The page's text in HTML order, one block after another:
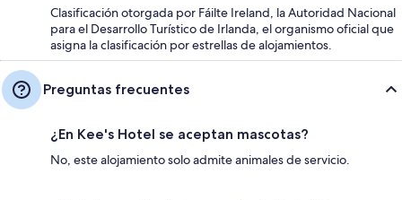
Clasificación otorgada por Fáilte Ireland, la Autoridad Nacional
para el Desarrollo Turístico de Irlanda, el organismo oficial que
asigna la clasificación por estrellas de alojamientos.
Preguntas frecuentes
¿En Kee's Hotel se aceptan mascotas?
No, este alojamiento solo admite animales de servicio.